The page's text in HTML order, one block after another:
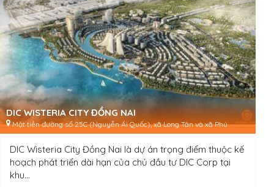
DIC WISTERIA CITY ĐỒNG NAI
Mặt tiền đường số 25C (Nguyễn Ái Quốc), xã Long Tân và xã Phú
Thạnh, huyện Nhơn Trạch, tỉnh Đồng Nai
DIC Wisteria City Đồng Nai là dự án trọng điểm thuộc kế
hoạch phát triển dài hạn của chủ đầu tư DIC Corp tại
khu...